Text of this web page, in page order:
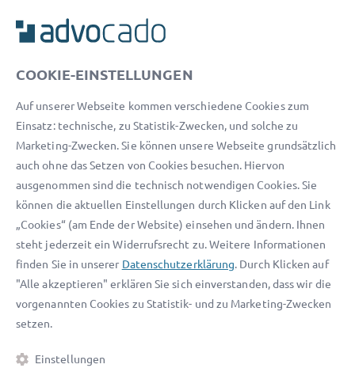
ADVOCADO SERVICE
E-Mail:service@advocado.com
© 2026 advocado - einfach online den passenden Rechtsanwalt finden
Auszeichnungen:
COOKIE-EINSTELLUNGEN
Auf unserer Webseite kommen verschiedene Cookies zum
Einsatz: technische, zu Statistik-Zwecken, und solche zu
Marketing-Zwecken. Sie können unsere Webseite grundsätzlich
auch ohne das Setzen von Cookies besuchen. Hiervon
ausgenommen sind die technisch notwendigen Cookies. Sie
können die aktuellen Einstellungen durch Klicken auf den Link
„Cookies“ (am Ende der Website) einsehen und ändern. Ihnen
steht jederzeit ein Widerrufsrecht zu. Weitere Informationen
finden Sie in unserer Datenschutzerklärung. Durch Klicken auf
"Alle akzeptieren" erklären Sie sich einverstanden, dass wir die
vorgenannten Cookies zu Statistik- und zu Marketing-Zwecken
setzen.
Einstellungen